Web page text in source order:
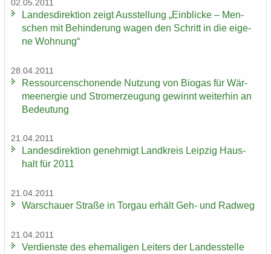
02.05.2011
Lan­des­di­rek­ti­on zeigt Aus­stel­lung „Ein­bli­cke – Men­
schen mit Be­hin­de­rung wagen den Schritt in die ei­ge­
ne Woh­nung“
28.04.2011
Res­sour­cen­scho­nen­de Nut­zung von Bio­gas für Wär­
me­en­er­gie und Strom­erzeu­gung ge­winnt wei­ter­hin an
Be­deu­tung
21.04.2011
Lan­des­di­rek­ti­on ge­neh­migt Land­kreis Leip­zig Haus­
halt für 2011
21.04.2011
War­schau­er Stra­ße in Tor­gau er­hält Geh- und Rad­weg
21.04.2011
Ver­diens­te des ehe­ma­li­gen Lei­ters der Lan­des­stel­le